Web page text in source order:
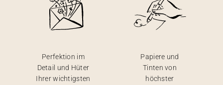
Perfektion im
Detail und Hüter
Ihrer wichtigsten
Papiere und
Tinten von
höchster